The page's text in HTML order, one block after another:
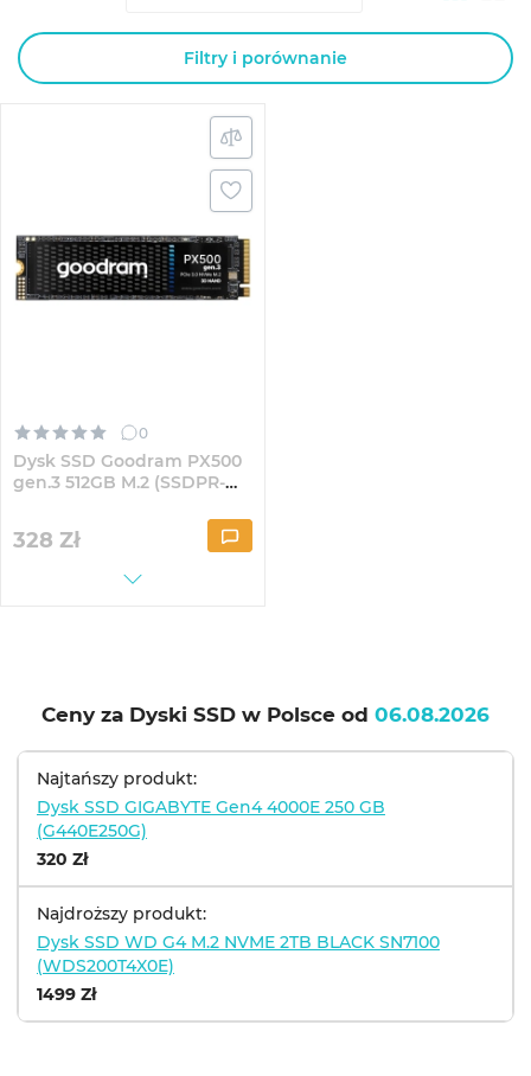
Filtry i porównanie
0
Dysk SSD Goodram PX500
gen.3 512GB M.2 (SSDPR-
328 Zł
Ceny za Dyski SSD w Polsce od 06.08.2026
Najtańszy produkt:
Dysk SSD GIGABYTE Gen4 4000E 250 GB
(G440E250G)
320 Zł
Najdroższy produkt:
Dysk SSD WD G4 M.2 NVME 2TB BLACK SN7100
(WDS200T4X0E)
1499 Zł